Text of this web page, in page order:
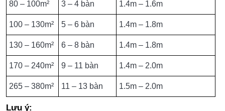
80 – 100m² 3 – 4 bàn 1.4m – 1.6m
100 – 130m² 5 – 6 bàn 1.4m – 1.8m
130 – 160m² 6 – 8 bàn 1.4m – 1.8m
170 – 240m² 9 – 11 bàn 1.4m – 2.0m
265 – 380m² 11 – 13 bàn 1.5m – 2.0m
Lưu ý: